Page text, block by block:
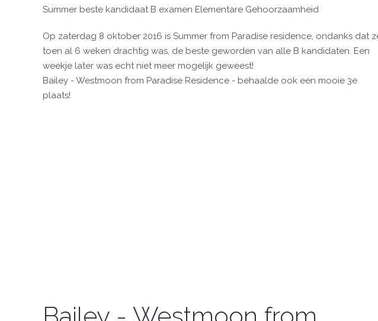
Summer beste kandidaat B examen Elementare Gehoorzaamheid
Op zaterdag 8 oktober 2016 is Summer from Paradise residence, ondanks dat
toen al 6 weken drachtig was, de beste geworden van alle B kandidaten. Een
weekje later was echt niet meer mogelijk geweest!
Bailey - Westmoon from Paradise Residence - behaalde ook een mooie 3e
plaats!